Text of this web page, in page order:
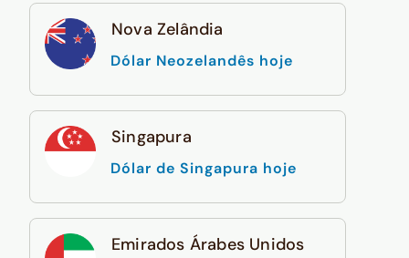
Nova Zelândia
Dólar Neozelandês hoje
Singapura
Dólar de Singapura hoje
Emirados Árabes Unidos